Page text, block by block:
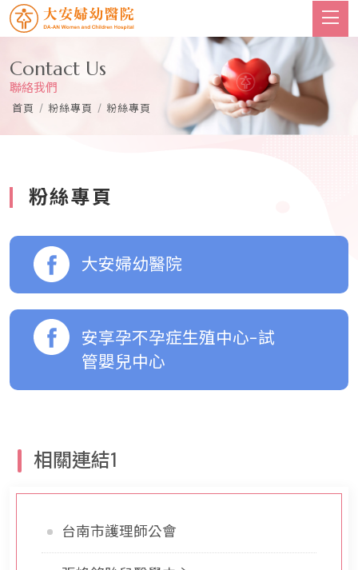
Contact Us
聯絡我們
首頁 / 粉絲專頁 / 粉絲專頁
粉絲專頁
大安婦幼醫院
安享孕不孕症生殖中心-試
管嬰兒中心
相關連結1
台南市護理師公會